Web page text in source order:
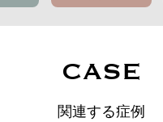
CASE
関連する症例